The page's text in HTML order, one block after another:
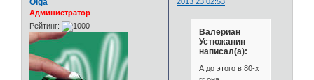
Администратор
Рейтинг:
Валериан
Устюжанин
написал(а):
А до этого в 80-х